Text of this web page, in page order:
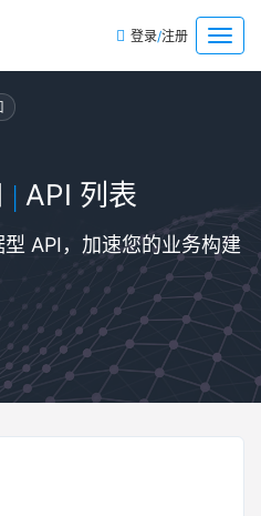
菜
单
登录/注册
| API 列表
API，加速您的业务构建